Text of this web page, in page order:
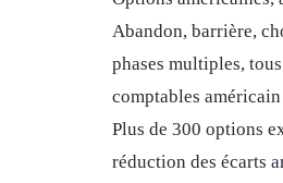
Abandon, barrière,
phases multiples,
comptables
Plus de 300 options
réduction des écarts